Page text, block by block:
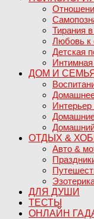
Тирания
Любовь к
Детская
ДОМ И СЕМЬЯ
Интерьер
ОТДЫХ &
Авто &
ДЛЯ ДУШИ
ТЕСТЫ
ОНЛАЙН